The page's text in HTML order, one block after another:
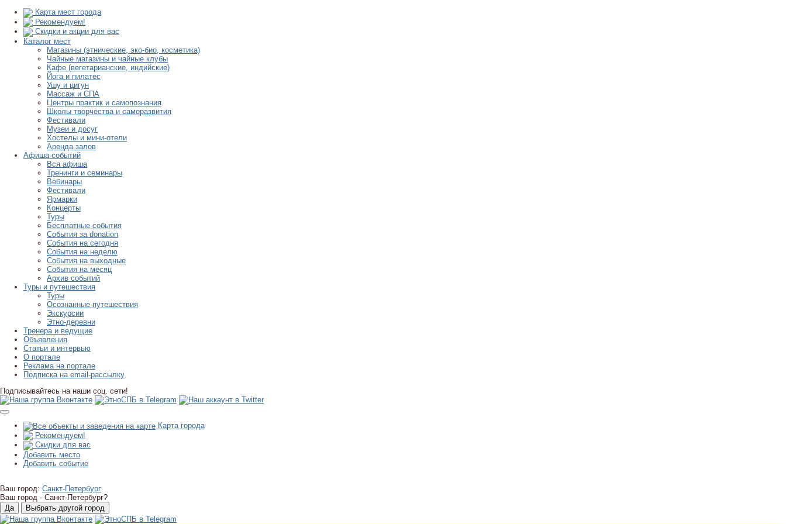
Карта мест города
Рекомендуем!
Скидки и акции для вас
Каталог мест
Магазины (этнические, эко-био, косметика)
Чайные магазины и чайные клубы
Кафе (вегетарианские, индийские)
Йога и пилатес
Ушу и цигун
Массаж и СПА
Центры практик и самопознания
Школы творчества и саморазвития
Фестивали
Музеи и досуг
Хостелы и мини-отели
Аренда залов
Афиша событий
Вся афиша
Тренинги и семинары
Вебинары
Фестивали
Ярмарки
Концерты
Туры
Бесплатные события
События за donation
События на сегодня
События на неделю
События на выходные
События на месяц
Архив событий
Туры и путешествия
Туры
Осознанные путешествия
Экскурсии
Этно-деревни
Тренера и ведущие
Объявления
Статьи и интервью
О портале
Реклама на портале
Подписка на email-рассылку
Подписывайтесь на наши соц. сети!
Карта города
Рекомендуем!
Скидки для вас
Добавить место
Добавить событие
Ваш город: Санкт-Петербург
Ваш город - Санкт-Петербург?